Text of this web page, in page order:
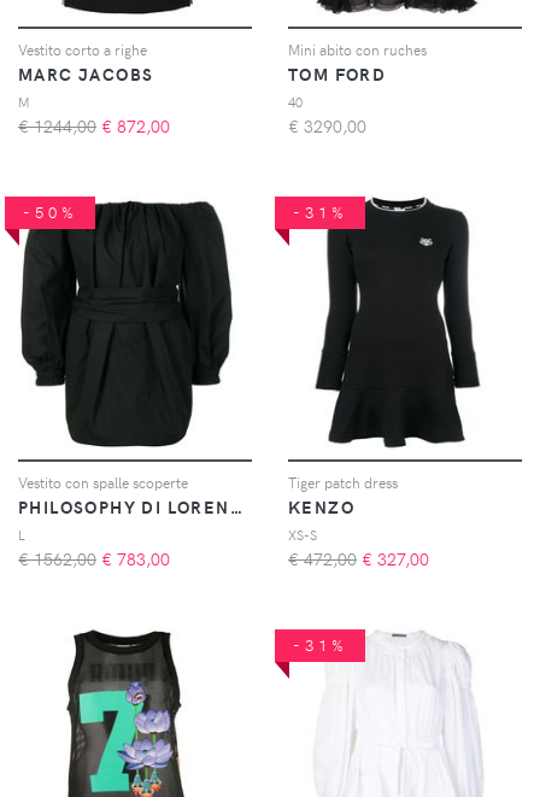
Vestito corto a righe
MARC JACOBS
M
€ 1244,00 € 872,00
Mini abito con ruches
TOM FORD
40
€ 3290,00
-50%
Vestito con spalle scoperte
PHILOSOPHY DI LORENZO SERAFINI
L
€ 1562,00 € 783,00
-31%
Tiger patch dress
KENZO
XS-S
€ 472,00 € 327,00
-31%